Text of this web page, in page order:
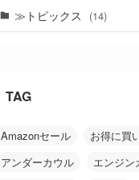
≫トピックス (14)
TAG
Amazonセール
お得に買
アンダーカウル
エンジン